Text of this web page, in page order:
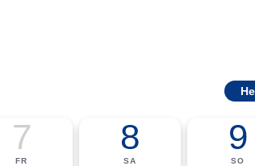
7
FR
8
SA
9
SO